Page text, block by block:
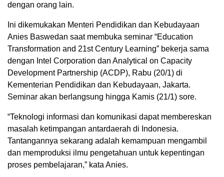
dengan orang lain.
Ini dikemukakan Menteri Pendidikan dan Kebudayaan
Anies Baswedan saat membuka seminar “Education
Transformation and 21st Century Learning” bekerja sama
dengan Intel Corporation dan Analytical on Capacity
Development Partnership (ACDP), Rabu (20/1) di
Kementerian Pendidikan dan Kebudayaan, Jakarta.
Seminar akan berlangsung hingga Kamis (21/1) sore.
“Teknologi informasi dan komunikasi dapat membereskan
masalah ketimpangan antardaerah di Indonesia.
Tantangannya sekarang adalah kemampuan mengambil
dan memproduksi ilmu pengetahuan untuk kepentingan
proses pembelajaran,” kata Anies.